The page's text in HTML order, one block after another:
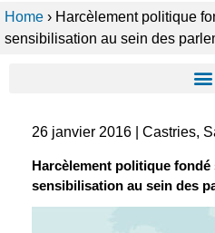
Home › Harcèlement politique
sensibilisation au sein des
26 janvier 2016 | Castries,
Harcèlement politique
sensibilisation au sein des